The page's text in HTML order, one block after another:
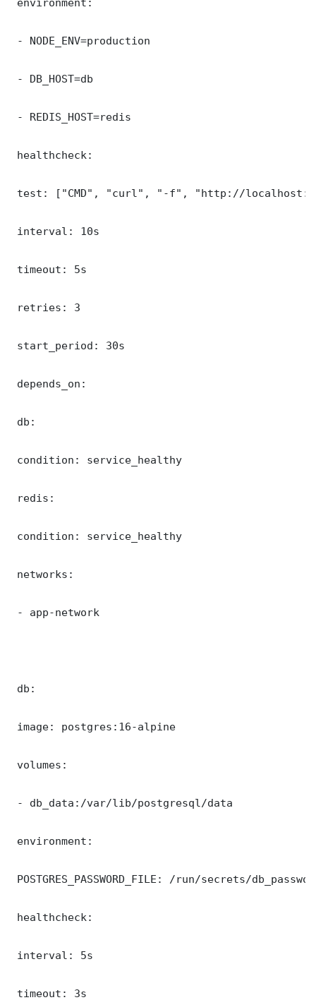
- NODE_ENV=production
- DB_HOST=db
- REDIS_HOST=redis
healthcheck:
test: ["CMD", "curl", "-f", "http://
interval: 10s
timeout: 5s
retries: 3
start_period: 30s
depends_on:
db:
condition: service_healthy
redis:
condition: service_healthy
networks:
- app-network
db:
image: postgres:16-alpine
volumes:
- db_data:/var/lib/postgresql/data
environment:
POSTGRES_PASSWORD_FILE: /run/secrets/
healthcheck:
interval: 5s
timeout: 3s